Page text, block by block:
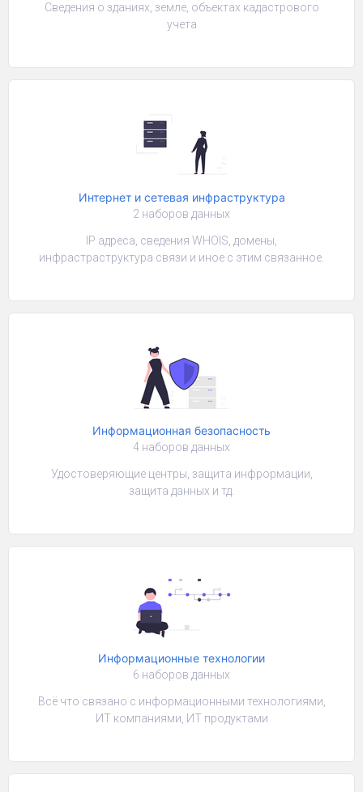
Сведения о зданиях, земле, объектах кадастрового
учета
Интернет и сетевая инфраструктура
2 наборов данных
IP адреса, сведения WHOIS, домены,
инфрастраструктура связи и иное с этим связанное.
Информационная безопасность
4 наборов данных
Удостоверяющие центры, защита инфрормации,
защита данных и тд.
Информационные технологии
6 наборов данных
Всё что связано с информационными технологиями,
ИТ компаниями, ИТ продуктами